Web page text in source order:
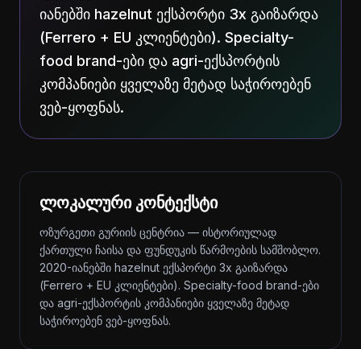
იანებში hazelnut ექსპორტი 3x გაიზარდა
(Ferrero + EU კლიენტები). Specialty-
food brand-ები და agri-ექსპორტის
კომპანიები ყველაზე მეტად საჭიროებენ
ვებ-ყოფნას.
ლოკალური კონტექსტი
ოზურგეთი გურიის ცენტრია — ისტორიულად
ქართული ჩაისა და ფუნდუკის წარმოების სამშობლო.
2020-იანებში hazelnut ექსპორტი 3x გაიზარდა
(Ferrero + EU კლიენტები). Specialty-food brand-ები
და agri-ექსპორტის კომპანიები ყველაზე მეტად
საჭიროებენ ვებ-ყოფნას.